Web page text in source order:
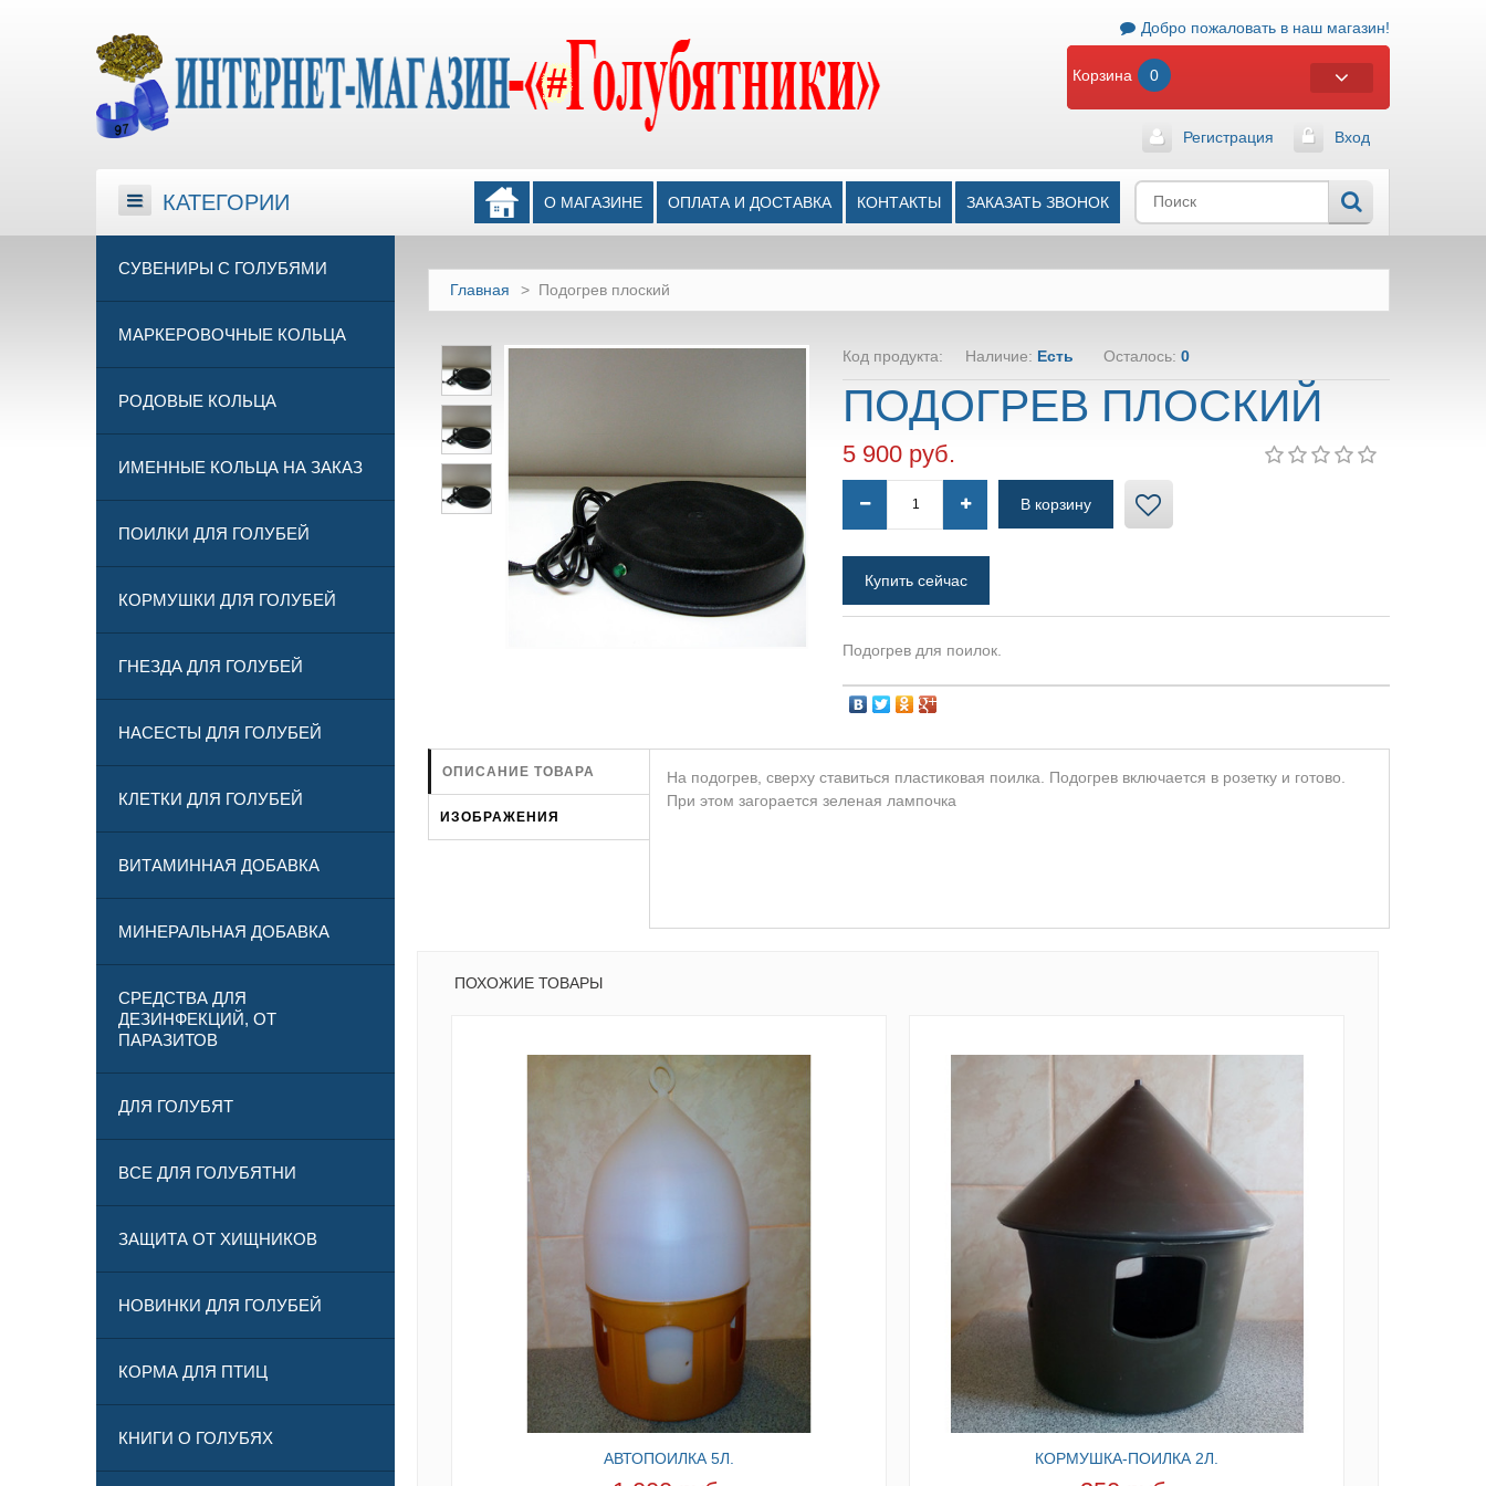
Добро пожаловать в наш магазин!
Корзина 0
Регистрация Вход
ЗАКАЗАТЬ ЗВОНОК
КОНТАКТЫ
ОПЛАТА И ДОСТАВКА
О МАГАЗИНЕ
КАТЕГОРИИ
Главная > Подогрев плоский
Код продукта: Наличие: Есть Осталось: 0
ПОДОГРЕВ ПЛОСКИЙ
5 900 руб.
Купить сейчас
Подогрев для поилок.
ОПИСАНИЕ ТОВАРА
ИЗОБРАЖЕНИЯ
На подогрев, сверху ставиться пластиковая поилка. Подогрев включается в розетку и готово.
При этом загорается зеленая лампочка
ПОХОЖИЕ ТОВАРЫ
АВТОПОИЛКА 5Л. КОРМУШКА-ПОИЛКА 2Л.
КАТЕГОРИИ
СУВЕНИРЫ С ГОЛУБЯМИ
МАРКЕРОВОЧНЫЕ КОЛЬЦА
РОДОВЫЕ КОЛЬЦА
ИМЕННЫЕ КОЛЬЦА НА ЗАКАЗ
ПОИЛКИ ДЛЯ ГОЛУБЕЙ
КОРМУШКИ ДЛЯ ГОЛУБЕЙ
ГНЕЗДА ДЛЯ ГОЛУБЕЙ
НАСЕСТЫ ДЛЯ ГОЛУБЕЙ
КЛЕТКИ ДЛЯ ГОЛУБЕЙ
ВИТАМИННАЯ ДОБАВКА
МИНЕРАЛЬНАЯ ДОБАВКА
СРЕДСТВА ДЛЯ
ДЕЗИНФЕКЦИЙ, ОТ
ПАРАЗИТОВ
ДЛЯ ГОЛУБЯТ
ВСЕ ДЛЯ ГОЛУБЯТНИ
ЗАЩИТА ОТ ХИЩНИКОВ
НОВИНКИ ДЛЯ ГОЛУБЕЙ
КОРМА ДЛЯ ПТИЦ
КНИГИ О ГОЛУБЯХ